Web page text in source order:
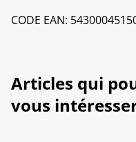
CODE EAN:
Articles qui
vous